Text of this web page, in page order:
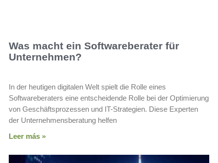
Was macht ein Softwareberater für
Unternehmen?
In der heutigen digitalen Welt spielt die Rolle eines
Softwareberaters eine entscheidende Rolle bei der Optimierung
von Geschäftsprozessen und IT-Strategien. Diese Experten
der Unternehmensberatung helfen
Leer más »